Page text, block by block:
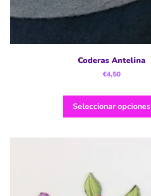
Coderas Antelina
€4,50
Seleccionar opciones